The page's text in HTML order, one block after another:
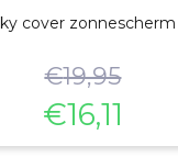
cover
€19,95
€16,11